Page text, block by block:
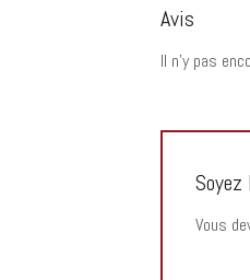
Avis
Il n’y pas
Soyez
Vous